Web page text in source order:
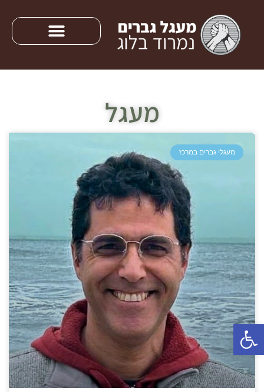
פתח סרגל נגישות
מעגל
מעגלי גברים במרכז